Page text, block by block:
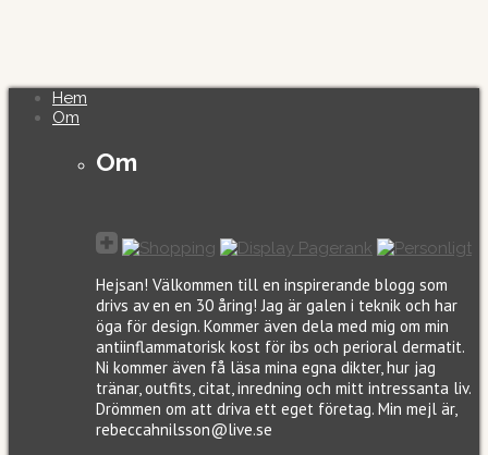
Hem
Om
Om
Hejsan! Välkommen till en inspirerande blogg som
drivs av en en 30 åring! Jag är galen i teknik och har
öga för design. Kommer även dela med mig om min
antiinflammatorisk kost för ibs och perioral dermatit.
Ni kommer även få läsa mina egna dikter, hur jag
tränar, outfits, citat, inredning och mitt intressanta liv.
Drömmen om att driva ett eget företag. Min mejl är,
rebeccahnilsson@live.se